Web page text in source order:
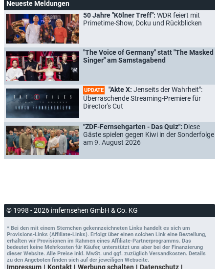
Neueste Meldungen
50 Jahre "Kölner Treff": WDR feiert mit
Primetime-Show, Doku und Rückblicken
"The Voice of Germany" statt "The Masked
Singer" am Samstagabend
UPDATE "Akte X: Jenseits der Wahrheit":
Überraschende Streaming-Premiere für
Director's Cut
"ZDF-Fernsehgarten - Das Quiz": Diese
Gäste spielen gegen Kiwi in der Sonderfolge
am 9. August 2026
© 1998 - 2026 imfernsehen GmbH & Co. KG
* Bei den mit einem Sternchen gekennzeichneten Links handelt es sich um
Provisions-Links (Affiliate-Links). Erfolgt über einen solchen Link eine Bestellung,
erhalten wir Provisionen im Rahmen eines Affiliate-Partnerprogramms. Das
bedeutet keine Mehrkosten für Käufer, unterstützt uns aber bei der Finanzierung
dieser Website. Alle Preise inkl. MwSt. und ggf. zuzüglich Versandkosten. Details
zu den Angeboten finden sich auf der jeweiligen Webseite.
Impressum Kontakt Werbung schalten Datenschutz